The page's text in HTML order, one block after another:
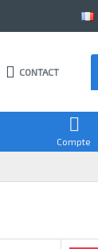
CONTACT
Compte